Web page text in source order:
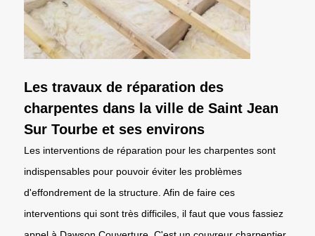
Les travaux de réparation des
charpentes dans la ville de Saint Jean
Sur Tourbe et ses environs
Les interventions de réparation pour les charpentes sont
indispensables pour pouvoir éviter les problèmes
d'effondrement de la structure. Afin de faire ces
interventions qui sont très difficiles, il faut que vous fassiez